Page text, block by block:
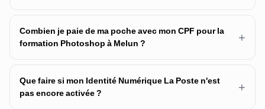
Combien je paie de ma poche avec mon CPF pour la
formation Photoshop à Melun ?
+
Que faire si mon Identité Numérique La Poste n'est
pas encore activée ?
+